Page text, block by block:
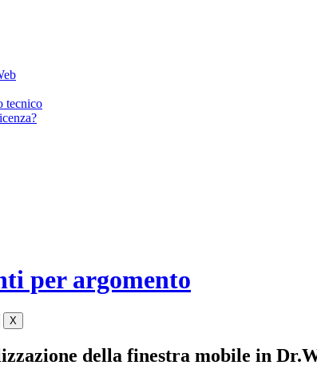
tecnico
per argomento
X
della finestra mobile in